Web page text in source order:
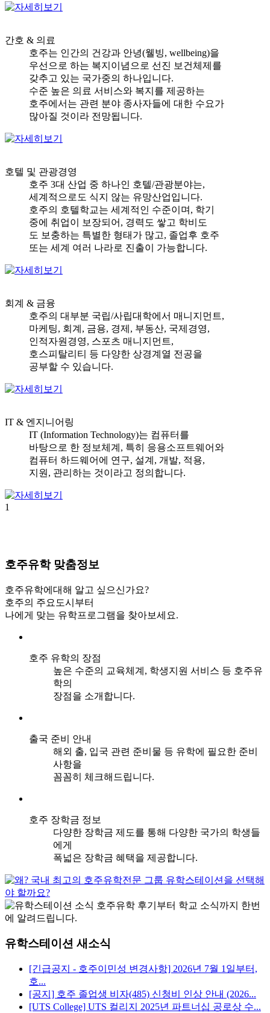
간호 & 의료
호주는 인간의 건강과 안녕(웰빙, wellbeing)을
우선으로 하는 복지이념으로 선진 보건체제를
갖추고 있는 국가중의 하나입니다.
수준 높은 의료 서비스와 복지를 제공하는
호주에서는 관련 분야 종사자들에 대한 수요가
많아질 것이라 전망됩니다.
호텔 및 관광경영
호주 3대 산업 중 하나인 호텔/관광분야는,
세계적으로도 식지 않는 유망산업입니다.
호주의 호텔학교는 세계적인 수준이며, 학기
중에 취업이 보장되어, 경력도 쌓고 학비도
도 보충하는 특별한 형태가 많고, 졸업후 호주
또는 세계 여러 나라로 진출이 가능합니다.
회계 & 금융
호주의 대부분 국립/사립대학에서 매니지먼트,
마케팅, 회계, 금용, 경제, 부동산, 국제경영,
인적자원경영, 스포츠 매니지먼트,
호스피탈리티 등 다양한 상경계열 전공을
공부할 수 있습니다.
IT & 엔지니어링
IT (Information Technology)는 컴퓨터를
바탕으로 한 정보체계, 특히 응용소프트웨어와
컴퓨터 하드웨어에 연구, 설계, 개발, 적용,
지원, 관리하는 것이라고 정의합니다.
1
호주유학 맞춤정보
호주유학에대해 알고 싶으신가요?
호주의 주요도시부터
나에게 맞는 유학프로그램을 찾아보세요.
호주 유학의 장점
높은 수준의 교육체계, 학생지원 서비스 등 호주유
학의
장점을 소개합니다.
출국 준비 안내
해외 출, 입국 관련 준비물 등 유학에 필요한 준비
사항을
꼼꼼히 체크해드립니다.
호주 장학금 정보
다양한 장학금 제도를 통해 다양한 국가의 학생들
에게
폭넓은 장학금 혜택을 제공합니다.
유학스테이션 새소식
[긴급공지 - 호주이민성 변경사항] 2026년 7월 1일부터,
호...
[공지] 호주 졸업생 비자(485) 신청비 인상 안내 (2026...
[UTS College] UTS 컬리지 2025년 파트너십 공로상 수...